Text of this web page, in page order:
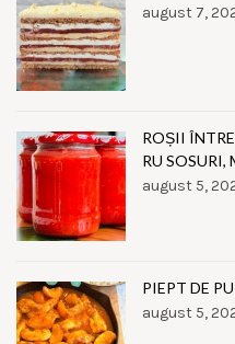
august 7,
ROȘII
RU SOSURI,
august 5,
PIEPT DE
august 5,